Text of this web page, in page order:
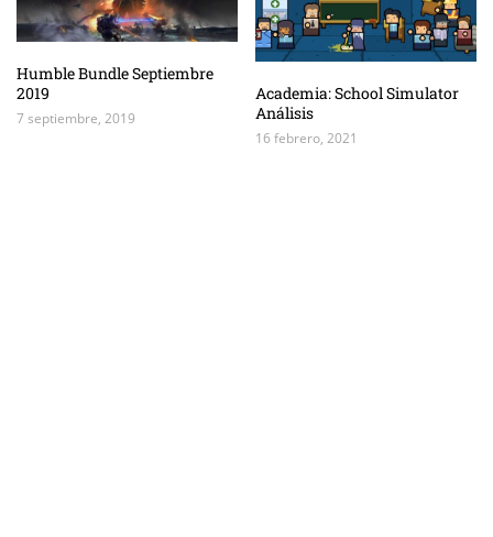
Humble Bundle Septiembre
2019
7 septiembre, 2019
Academia: School Simulator
Análisis
16 febrero, 2021